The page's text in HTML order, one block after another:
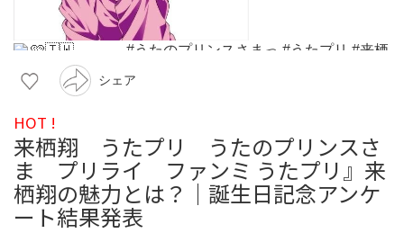
シェア
HOT !
来栖翔 うたプリ うたのプリンスさ
ま プリライ ファンミ うたプリ』来
栖翔の魅力とは？｜誕生日記念アンケ
ート結果発表